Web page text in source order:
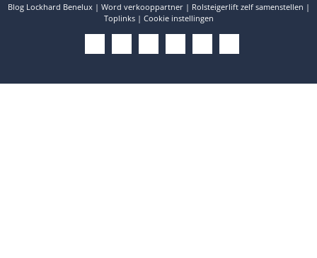
Blog Lockhard Benelux Word verkooppartner
Rolsteigerlift zelf samenstellen
Toplinks
Cookie instellingen